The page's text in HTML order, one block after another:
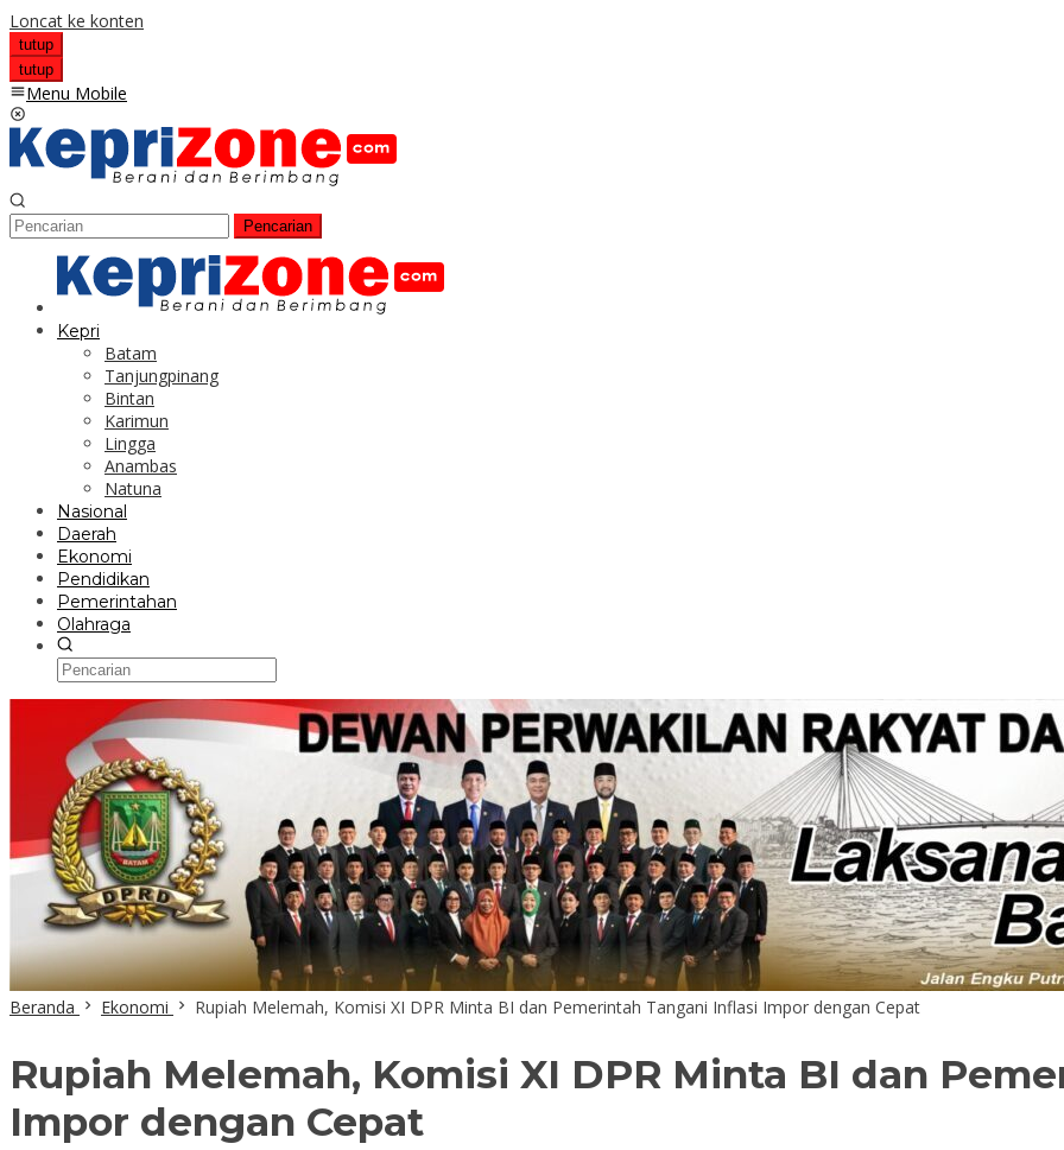
Loncat ke konten
tutup
tutup
Menu Mobile
Pencarian
Kepri
Batam
Tanjungpinang
Bintan
Karimun
Lingga
Anambas
Natuna
Nasional
Daerah
Ekonomi
Pendidikan
Pemerintahan
Olahraga
Beranda Ekonomi Rupiah Melemah, Komisi XI DPR Minta BI dan Pemerintah Tangani Inflasi Impor dengan Cepat
Rupiah Melemah, Komisi XI DPR Minta BI dan
Impor dengan Cepat